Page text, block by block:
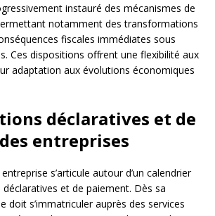
instauré des mécanismes de
notamment des transformations
fiscales immédiates sous
Ces dispositions offrent une flexibilité aux
adaptation aux évolutions économiques
déclaratives et de
entreprises
s’articule autour d’un calendrier
déclaratives et de paiement. Dès sa
doit s’immatriculer auprès des services